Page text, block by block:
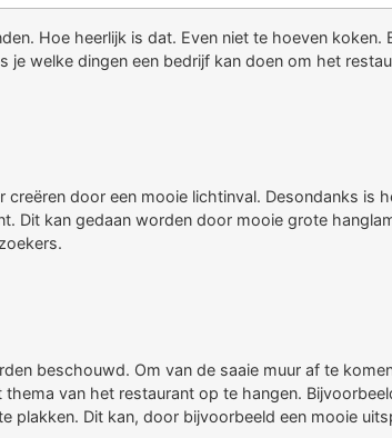
Hoe heerlijk is dat. Even niet te hoeven
welke dingen een bedrijf kan doen om het
door een mooie lichtinval. Desondanks
Dit kan gedaan worden door mooie grote
beschouwd. Om van de saaie muur af te
van het restaurant op te hangen.
plakken. Dit kan, door bijvoorbeeld een mooie